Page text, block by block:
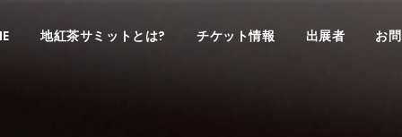
地紅茶サミットとは? チケット情報 出展者 お